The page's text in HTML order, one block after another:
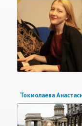
Токмолаева